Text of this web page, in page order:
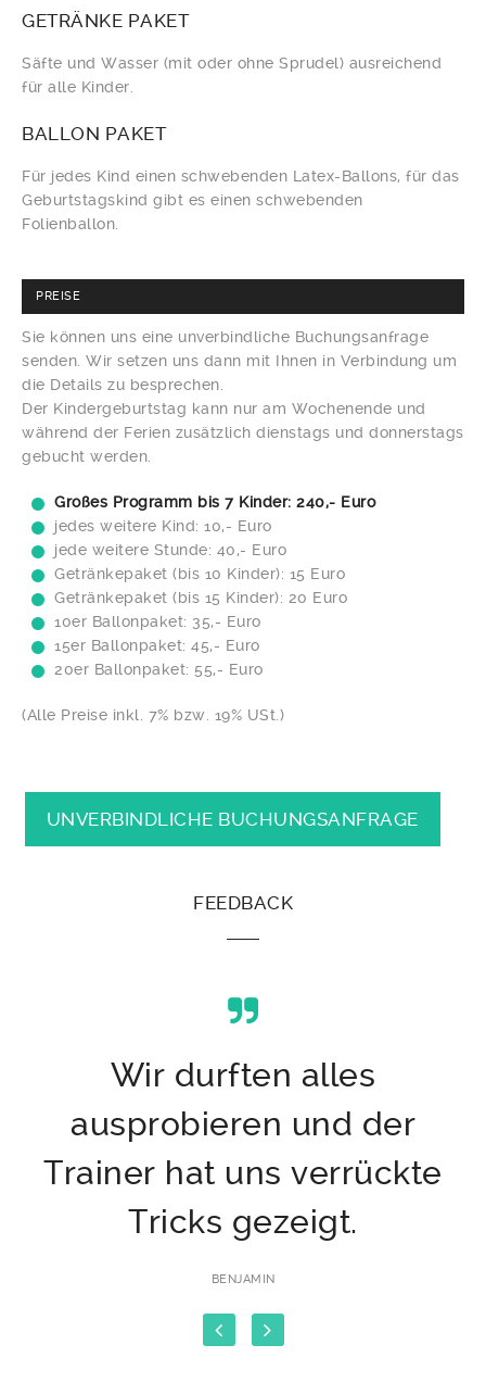
GETRÄNKE PAKET
Säfte und Wasser (mit oder ohne Sprudel) ausreichend
für alle Kinder.
BALLON PAKET
Für jedes Kind einen schwebenden Latex-Ballons, für das
Geburtstagskind gibt es einen schwebenden
Folienballon.
PREISE
Sie können uns eine unverbindliche Buchungsanfrage
senden. Wir setzen uns dann mit Ihnen in Verbindung um
die Details zu besprechen.
Der Kindergeburtstag kann nur am Wochenende und
während der Ferien zusätzlich dienstags und donnerstags
gebucht werden.
Großes Programm bis 7 Kinder: 240,- Euro
jedes weitere Kind: 10,- Euro
jede weitere Stunde: 40,- Euro
Getränkepaket (bis 10 Kinder): 15 Euro
Getränkepaket (bis 15 Kinder): 20 Euro
10er Ballonpaket: 35,- Euro
15er Ballonpaket: 45,- Euro
20er Ballonpaket: 55,- Euro
(Alle Preise inkl. 7% bzw. 19% USt.)
UNVERBINDLICHE BUCHUNGSANFRAGE
FEEDBACK
Wir durften alles
ausprobieren und der
Trainer hat uns verrückte
Tricks gezeigt.
BENJAMIN